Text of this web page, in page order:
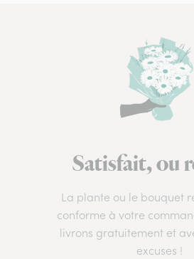
Satisfait, ou
La plante ou le bouquet
conforme à votre
livrons gratuitement et
excuses !